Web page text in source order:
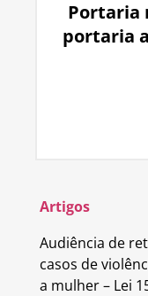
Portaria
portaria
Artigos
Audiência de
casos de
a mulher – Lei